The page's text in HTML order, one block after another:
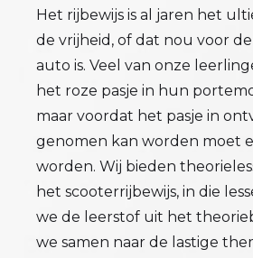
Het rijbewijs is al jaren het
de vrijheid, of dat nou voor
auto is. Veel van onze
het roze pasje in hun
maar voordat het pasje in
genomen kan worden moet
worden. Wij bieden
het scooterrijbewijs, in die
we de leerstof uit het
we samen naar de lastige